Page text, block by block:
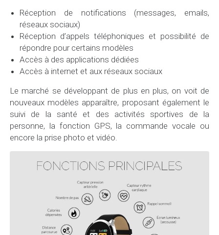
Réception de notifications (messages, emails,
réseaux sociaux)
Réception d’appels téléphoniques et possibilité de
répondre pour certains modèles
Accès à des applications dédiées
Accès à internet et aux réseaux sociaux
Le marché se développant de plus en plus, on voit de
nouveaux modèles apparaître, proposant également le
suivi de la santé et des activités sportives de la
personne, la fonction GPS, la commande vocale ou
encore la prise photo et vidéo.